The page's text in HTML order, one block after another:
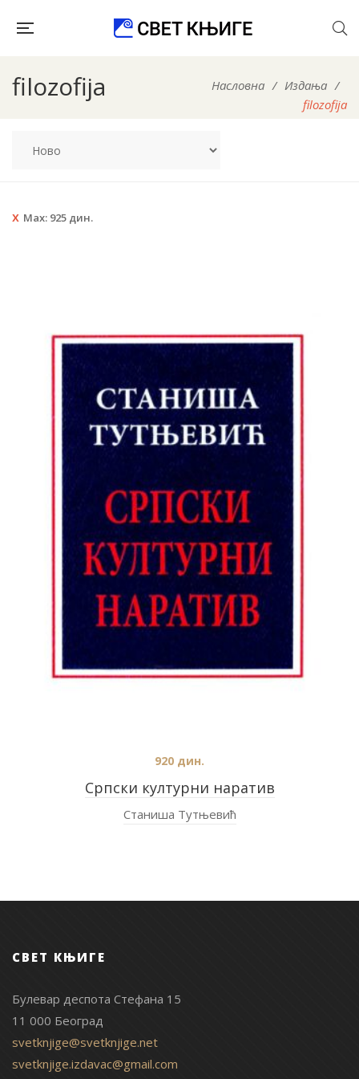
filozofija Насловна / Издања /
filozofija
Max: 925 дин.
Српски културни наратив
920 дин.
Станиша Тутњевић
СВЕТ КЊИГЕ
Булевар деспота Стефана 15
11 000 Београд
svetknjige@svetknjige.net
svetknjige.izdavac@gmail.com